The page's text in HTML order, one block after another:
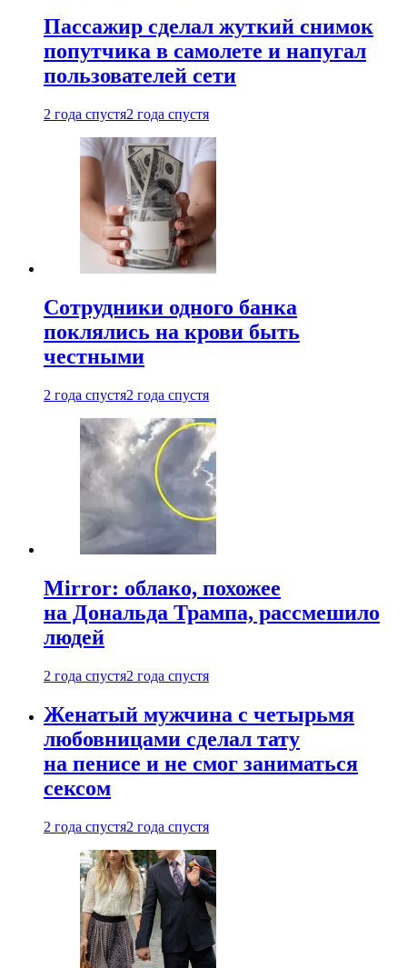
Пассажир сделал жуткий снимок
попутчика в самолете и напугал
пользователей сети
2 года спустя2 года спустя
Сотрудники одного банка
поклялись на крови быть
честными
2 года спустя2 года спустя
Mirror: облако, похожее
на Дональда Трампа, рассмешило
людей
2 года спустя2 года спустя
Женатый мужчина с четырьмя
любовницами сделал тату
на пенисе и не смог заниматься
сексом
2 года спустя2 года спустя